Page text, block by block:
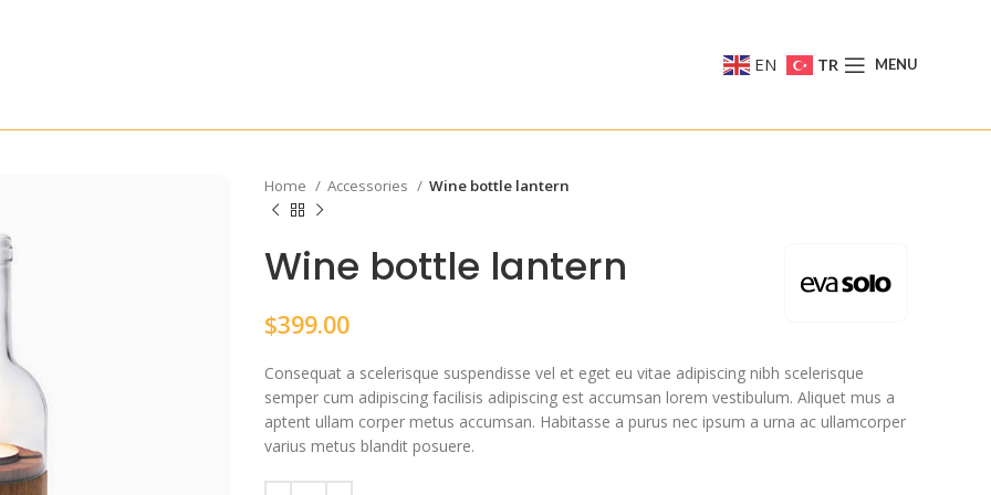
EN TR MENU
Home Accessories Wine bottle lantern
Wine bottle lantern
$399.00
Consequat a scelerisque suspendisse vel et eget eu vitae adipiscing nibh scelerisque
semper cum adipiscing facilisis adipiscing est accumsan lorem vestibulum. Aliquet mus a
aptent ullam corper metus accumsan. Habitasse a purus nec ipsum a urna ac ullamcorper
varius metus blandit posuere.